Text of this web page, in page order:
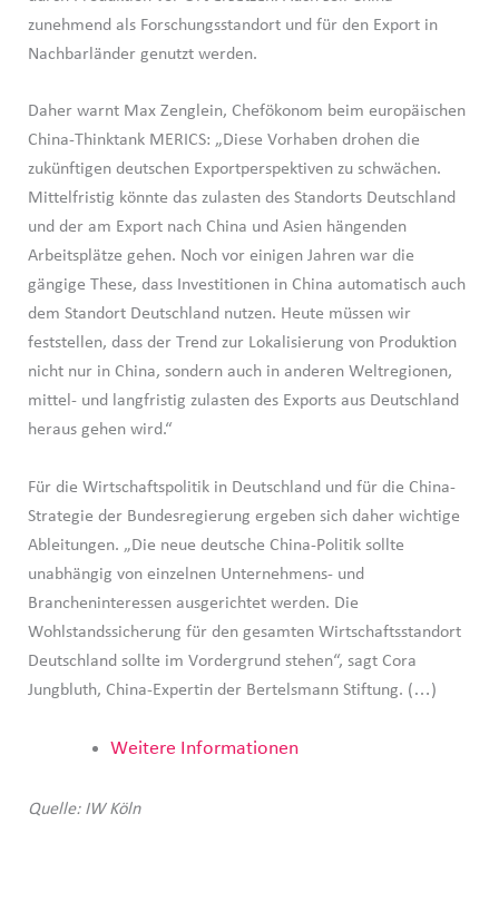
zunehmend als Forschungsstandort und für den Export in
Nachbarländer genutzt werden.
Daher warnt Max Zenglein, Chefökonom beim europäischen
China-Thinktank MERICS: „Diese Vorhaben drohen die
zukünftigen deutschen Exportperspektiven zu schwächen.
Mittelfristig könnte das zulasten des Standorts Deutschland
und der am Export nach China und Asien hängenden
Arbeitsplätze gehen. Noch vor einigen Jahren war die
gängige These, dass Investitionen in China automatisch auch
dem Standort Deutschland nutzen. Heute müssen wir
feststellen, dass der Trend zur Lokalisierung von Produktion
nicht nur in China, sondern auch in anderen Weltregionen,
mittel- und langfristig zulasten des Exports aus Deutschland
heraus gehen wird.“
Für die Wirtschaftspolitik in Deutschland und für die China-
Strategie der Bundesregierung ergeben sich daher wichtige
Ableitungen. „Die neue deutsche China-Politik sollte
unabhängig von einzelnen Unternehmens- und
Brancheninteressen ausgerichtet werden. Die
Wohlstandssicherung für den gesamten Wirtschaftsstandort
Deutschland sollte im Vordergrund stehen“, sagt Cora
Jungbluth, China-Expertin der Bertelsmann Stiftung. (…)
Weitere Informationen
Quelle: IW Köln